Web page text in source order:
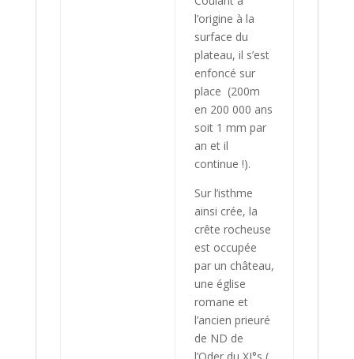
l’origine à la
surface du
plateau, il s’est
enfoncé sur
place (200m
en 200 000 ans
soit 1 mm par
an et il
continue !).
Sur l’isthme
ainsi crée, la
crête rocheuse
est occupée
par un château,
une église
romane et
l’ancien prieuré
de ND de